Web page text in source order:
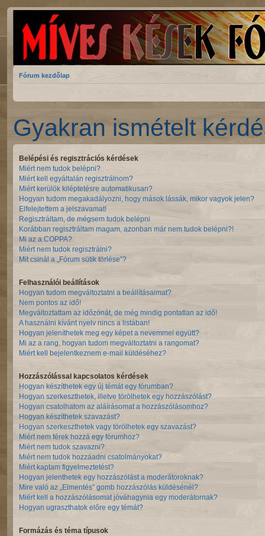
Fórum kezdőlap
Gyakran ismételt
Belépési és regisztrációs kérdések
Miért nem tudok belépni?
Miért kell egyáltalán regisztrálnom?
Miért kerülök kiléptetésre automatikusan?
Hogyan tudom megakadályozni, hogy mások lássák, mikor vagyok jelen?
Elfelejtettem a jelszavamat!
Regisztráltam, de mégsem tudok belépni
Korábban regisztráltam magam, azonban már nem tudok belépni?!
Mi az a COPPA?
Miért nem tudok regisztrálni?
Mit csinál a „Fórum sütik törlése”?
Felhasználói beállítások
Hogyan tudom megváltoztatni a beállításaimat?
Nem pontos az idő!
Megváltoztattam az időzónát, de még mindig pontatlan az idő!
A használni kívánt nyelv nincs a listában!
Hogyan jeleníthetek meg egy képet a nevemmel együtt?
Mi az a rang, hogyan tudom megváltoztatni a rangomat?
Miért kell bejelentkeznem e-mail küldéséhez?
Hozzászólással kapcsolatos kérdések
Hogyan készíthetek egy új témát egy fórumban?
Hogyan szerkeszthetek, illetve törölhetek egy hozzászólást?
Hogyan csatolhatom az aláírásomat a hozzászólásomhoz?
Hogyan készíthetek szavazást?
Hogyan szerkeszthetek vagy törölhetek egy szavazást?
Miért nem férek hozzá egy fórumhoz?
Miért nem tudok szavazni?
Miért nem tudok hozzáadni csatolmányokat?
Miért kaptam figyelmeztetést?
Hogyan jelenthetek egy hozzászólást a moderátoroknak?
Mire való az „Elmentés” gomb hozzászólás küldésénél?
Miért kell a hozzászólásomat jóváhagynia egy moderátornak?
Hogyan ugraszthatok előre egy témát?
Formázás és téma típusok